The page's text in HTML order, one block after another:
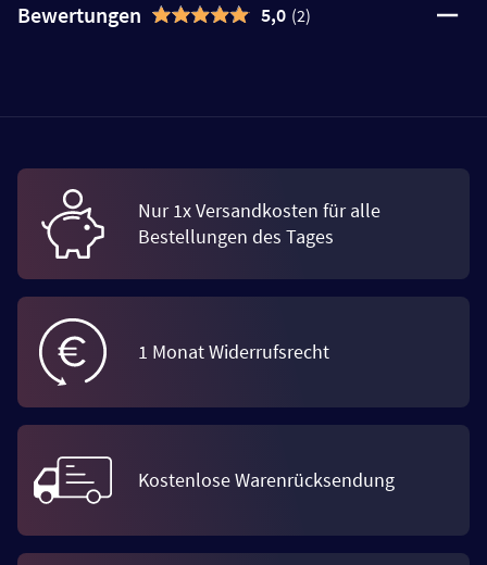
Bewertungen 5,0 (2)
Nur 1x Versandkosten für alle
Bestellungen des Tages
1 Monat Widerrufsrecht
Kostenlose Warenrücksendung